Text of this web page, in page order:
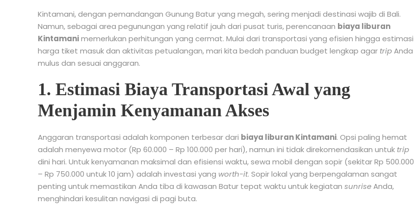
Kintamani, dengan pemandangan Gunung Batur yang megah, sering menjadi destinasi wajib di Bali.
Namun, sebagai area pegunungan yang relatif jauh dari pusat turis, perencanaan biaya liburan
Kintamanimemerlukan perhitungan yang cermat. Mulai dari transportasi yang efisien hingga estimasi
harga tiket masuk dan aktivitas petualangan, mari kita bedah panduan budget lengkap agar tripAnda
mulus dan sesuai anggaran.
1. Estimasi Biaya Transportasi Awal yang
Menjamin Kenyamanan Akses
Anggaran transportasi adalah komponen terbesar dari biaya liburan Kintamani. Opsi paling hemat
adalah menyewa motor (Rp 60.000 – Rp 100.000 per hari), namun ini tidak direkomendasikan untuk trip
dini hari. Untuk kenyamanan maksimal dan efisiensi waktu, sewa mobil dengan sopir (sekitar Rp 500.000
– Rp 750.000 untuk 10 jam) adalah investasi yang worth-it. Sopir lokal yang berpengalaman sangat
penting untuk memastikan Anda tiba di kawasan Batur tepat waktu untuk kegiatan sunriseAnda,
menghindari kesulitan navigasi di pagi buta.